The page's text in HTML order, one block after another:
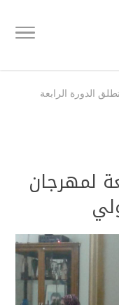
الدورة الرابعة
لمهرجان